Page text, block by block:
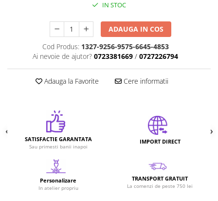
IN STOC
ADAUGA IN COS
Cod Produs: 1327-9256-9575-6645-4853
Ai nevoie de ajutor? 0723381669 / 0727226794
Adauga la Favorite Cere informatii
SATISFACTIE GARANTATA
Sau primesti banii inapoi
IMPORT DIRECT
Personalizare
In atelier propriu
TRANSPORT GRATUIT
La comenzi de peste 750 lei